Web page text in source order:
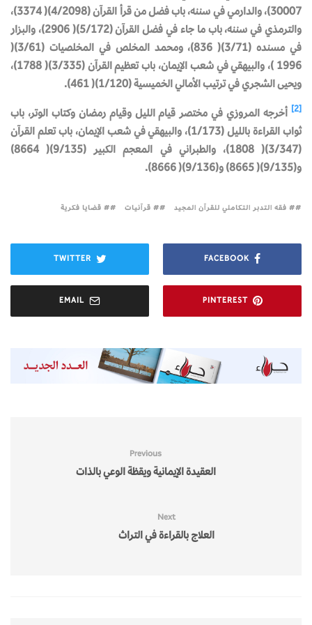
30007)، والدارمي في سننه، باب فضل من قرأ القرآن (4/2098)( 3374)،
والترمذي في سننه، باب ما جاء في فضل القرآن (5/172)( 2906)، والبزار
في مسنده (3/71)( 836)، ومحمد المخلص في المخلصيات (3/61)(
1996 )، والبيهقي في شعب الإيمان، باب تعظيم القرآن (3/335)( 1788)،
ويحيى الشجري في ترتيب الأمالي الخميسية (1/120)( 461).
[2]
أخرجه المروزي في مختصر قيام الليل وقيام رمضان وكتاب الوتر، باب
ثواب القراءة بالليل (1/173)، والبيهقي في شعب الإيمان، باب تعلم القرآن
(3/347)( 1808)، والطبراني في المعجم الكبير (9/135)( 8664)
و(9/135)( 8665) و(9/136)( 8666).
# فقه التدبر التكاملي للقرآن المجيد # قرآنيات # قضايا فكرية
FACEBOOK
TWITTER
PINTEREST
EMAIL
Previous
العقيدة الإيمانية ويقظة الوعي بالذات
Next
العلاج بالقراءة في التراث